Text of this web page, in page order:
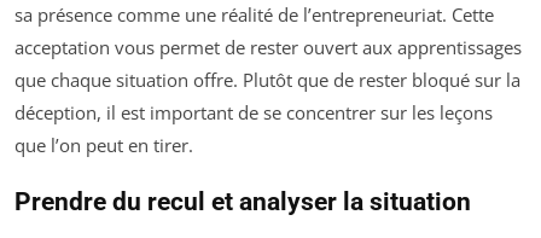
sa présence comme une réalité de l’entrepreneuriat. Cette
acceptation vous permet de rester ouvert aux apprentissages
que chaque situation offre. Plutôt que de rester bloqué sur la
déception, il est important de se concentrer sur les leçons
que l’on peut en tirer.
Prendre du recul et analyser la situation